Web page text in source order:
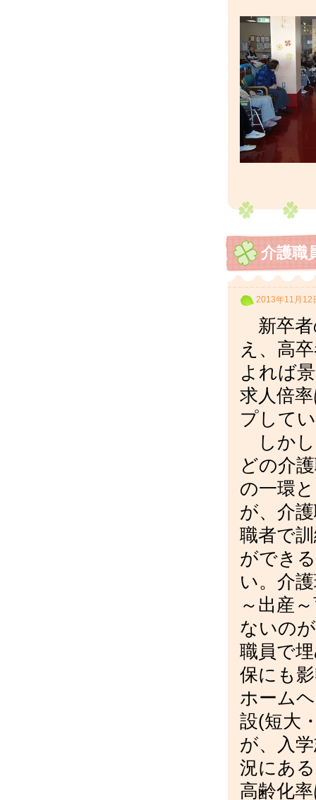
介護職
2013年11月12
新卒者
え、高
よれば
求人倍
プして
しかし
どの介
の一環
が、介
職者で
ができ
い。介
～出産
ないの
職員で
保にも
ホーム
設(短大
が、入
況にあ
高齢化